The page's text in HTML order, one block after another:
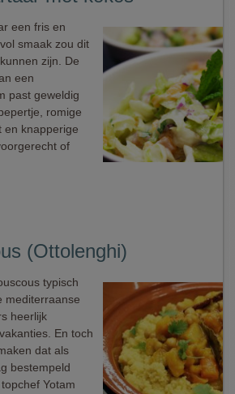
een fris en
smaak zou dit
zijn. De
een
past geweldig
romige
en knapperige
of
(Ottolenghi)
typisch
mediterraanse
heerlijk
En toch
dat als
bestempeld
Yotam